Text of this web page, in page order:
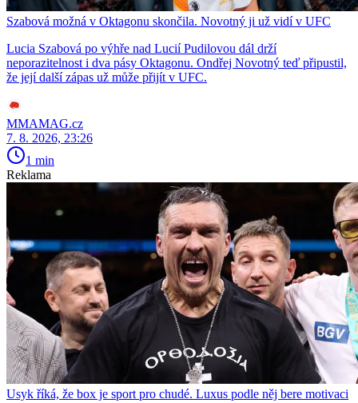
Szabová možná v Oktagonu skončila. Novotný ji už vidí v UFC
Lucia Szabová po výhře nad Lucií Pudilovou dál drží
neporazitelnost i dva pásy Oktagonu. Ondřej Novotný teď připustil,
že její další zápas už může přijít v UFC.
MMAMAG.cz
7. 8. 2026, 23:26
1 min
Reklama
Usyk říká, že box je sport pro chudé. Luxus podle něj bere motivaci